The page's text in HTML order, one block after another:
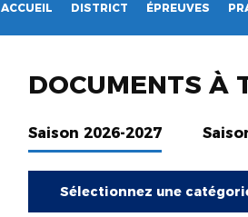
ACCUEIL DISTRICT ÉPREUVES
DOCUMENTS À
Saison 2026-2027
Sélectionnez une